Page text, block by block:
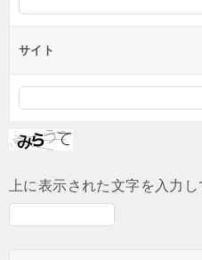
サイト
上に表示された文字を入力し